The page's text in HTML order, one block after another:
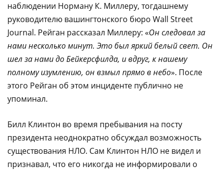
наблюдении Норману К. Миллеру, тогдашнему
руководителю вашингтонского бюро Wall Street
Journal. Рейган рассказал Миллеру: «Он следовал за
нами несколько минут. Это был яркий белый свет. Он
шел за нами до Бейкерсфилда, и вдруг, к нашему
полному изумлению, он взмыл прямо в небо». После
этого Рейган об этом инциденте публично не
упоминал.
Билл Клинтон во время пребывания на посту
президента неоднократно обсуждал возможность
существования НЛО. Сам Клинтон НЛО не видел и
признавал, что его никогда не информировали о